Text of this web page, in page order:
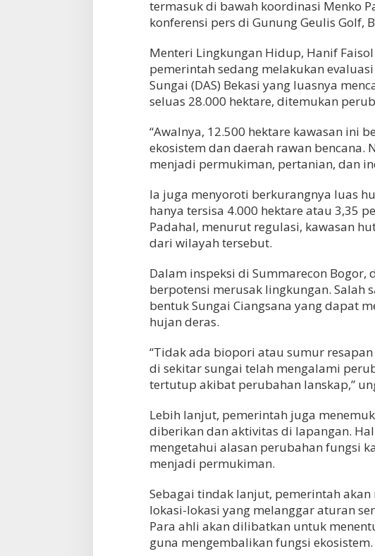
termasuk di bawah koordinasi Menko
konferensi pers di Gunung Geulis Golf,
Menteri Lingkungan Hidup, Hanif
pemerintah sedang melakukan
Sungai (DAS) Bekasi yang luasnya
seluas 28.000 hektare, ditemukan
“Awalnya, 12.500 hektare kawasan ini
ekosistem dan daerah rawan bencana.
menjadi permukiman, pertanian, dan
Ia juga menyoroti berkurangnya luas
hanya tersisa 4.000 hektare atau 3,35
Padahal, menurut regulasi, kawasan
dari wilayah tersebut.
Dalam inspeksi di Summarecon
berpotensi merusak lingkungan. Salah
bentuk Sungai Ciangsana yang dapat
hujan deras.
“Tidak ada biopori atau sumur
di sekitar sungai telah mengalami
tertutup akibat perubahan lanskap,”
Lebih lanjut, pemerintah juga
diberikan dan aktivitas di lapangan.
mengetahui alasan perubahan fungsi
menjadi permukiman.
Sebagai tindak lanjut, pemerintah
lokasi-lokasi yang melanggar aturan
Para ahli akan dilibatkan untuk
guna mengembalikan fungsi ekosistem.